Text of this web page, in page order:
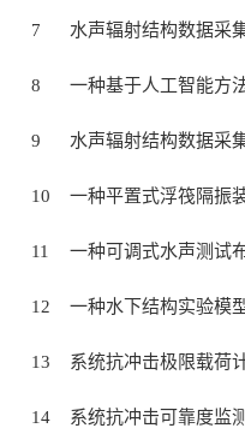
7 水声辐射结构数据采
8 一种基于人工智能方
9 水声辐射结构数据采
10 一种平置式浮筏隔振
11 一种可调式水声测试
12 一种水下结构实验模
13 系统抗冲击极限载荷
14 系统抗冲击可靠度监